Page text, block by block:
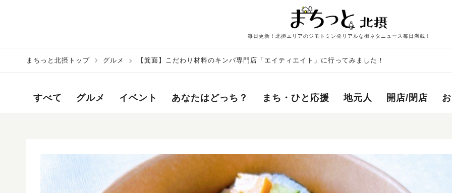
毎日更新！北摂エリアのジモトミン発リアルな街ネタニュース毎日満載！
まちっと北摂トップ グルメ 【箕面】こだわり材料のキンパ専門店「エイティエイト」に行ってみました！
すべて グルメ イベント あなたはどっち？ まち・ひと応援 地元人 開店/閉店